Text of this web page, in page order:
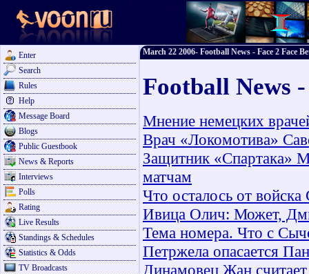
Enter
Search
Rules
Help
Message Board
Blogs
Public Guestbook
News & Reports
Interviews
Polls
Rating
Live Results
Standings & Schedules
Statistics & Odds
TV Broadcasts
March 22 2006- Football News - Face 2 Face
Football News
Мнение немецких
Врач «Локомотива»
Защитник «Спартака»
матчам
Что осталось от войска
Ивица Олич: Может,
Тема номера. Что с
Петржела опасается
Динамовец Жан